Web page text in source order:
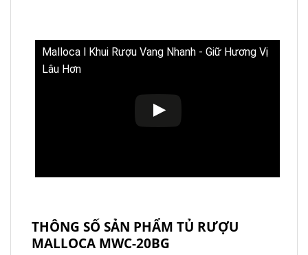
Malloca l Khui Rượu Vang Nhanh - Giữ Hương Vị
Lâu Hơn
THÔNG SỐ SẢN PHẨM TỦ RƯỢU
MALLOCA MWC-20BG